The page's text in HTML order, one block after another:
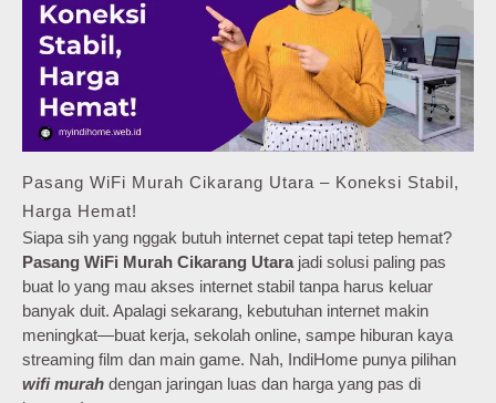
Pasang WiFi Murah Cikarang Utara – Koneksi Stabil,
Harga Hemat!
Siapa sih yang nggak butuh internet cepat tapi tetep hemat?
Pasang WiFi Murah Cikarang Utarajadi solusi paling pas
buat lo yang mau akses internet stabil tanpa harus keluar
banyak duit. Apalagi sekarang, kebutuhan internet makin
meningkat—buat kerja, sekolah online, sampe hiburan kaya
streaming film dan main game. Nah, IndiHome punya pilihan
wifi murah dengan jaringan luas dan harga yang pas di